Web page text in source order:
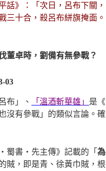
平話》：「次日，呂布下關
三十合，殺呂布絣旗掩面
董卓時，劉備有無參戰？
布」、 「溫酒斬華雄」 是
沒有參戰」的類似言論。
‧蜀書‧先主傳》記載的「
賊，即是青、徐黃巾賊，